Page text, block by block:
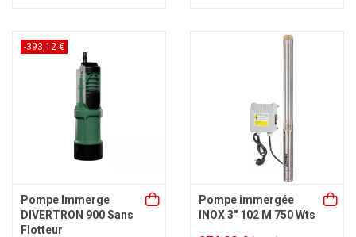
-393,12 €
Pompe Immerge
DIVERTRON 900 Sans
Flotteur
Pompe immergée
INOX 3" 102 M 750 Wts